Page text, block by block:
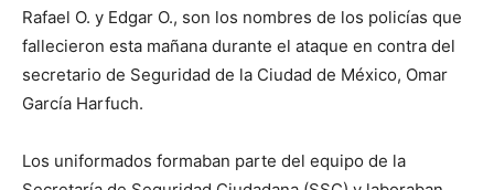
Rafael O. y Edgar O., son los nombres de los policías que
fallecieron esta mañana durante el ataque en contra del
secretario de Seguridad de la Ciudad de México, Omar
García Harfuch.
Los uniformados formaban parte del equipo de la